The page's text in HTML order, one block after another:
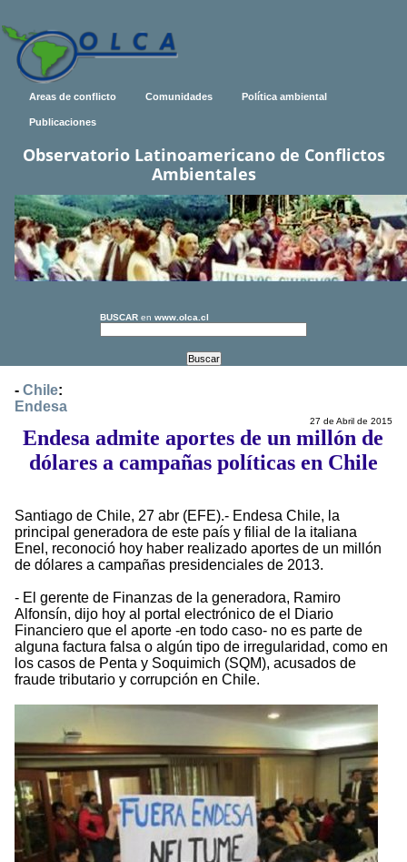
Areas de conflicto Comunidades Política ambiental
Publicaciones
Observatorio Latinoamericano de Conflictos
Ambientales
BUSCAR en www.olca.cl
- Chile:
Endesa
27 de Abril de 2015
Endesa admite aportes de un millón de
dólares a campañas políticas en Chile
Santiago de Chile, 27 abr (EFE).- Endesa Chile, la
principal generadora de este país y filial de la italiana
Enel, reconoció hoy haber realizado aportes de un millón
de dólares a campañas presidenciales de 2013.
- El gerente de Finanzas de la generadora, Ramiro
Alfonsín, dijo hoy al portal electrónico de el Diario
Financiero que el aporte -en todo caso- no es parte de
alguna factura falsa o algún tipo de irregularidad, como en
los casos de Penta y Soquimich (SQM), acusados de
fraude tributario y corrupción en Chile.